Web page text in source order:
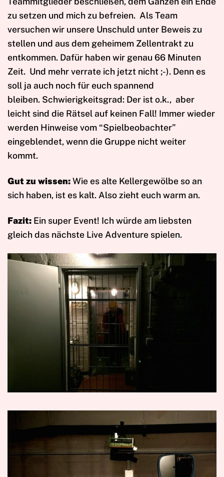
zu setzen und mich zu befreien. Als Team
versuchen wir unsere Unschuld unter Beweis zu
stellen und aus dem geheimem Zellentrakt zu
entkommen. Dafür haben wir genau 66 Minuten
Zeit. Und mehr verrate ich jetzt nicht ;-). Denn es
soll ja auch noch für euch spannend
bleiben. Schwierigkeitsgrad: Der ist o.k., aber
leicht sind die Rätsel auf keinen Fall! Immer wieder
werden Hinweise vom “Spielbeobachter”
eingeblendet, wenn die Gruppe nicht weiter
kommt.
Gut zu wissen:Wie es alte Kellergewölbe so an
sich haben, ist es kalt. Also zieht euch warm an.
Fazit: Ein super Event! Ich würde am liebsten
gleich das nächste Live Adventure spielen.